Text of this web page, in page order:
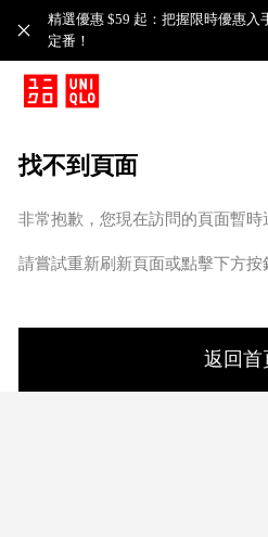
精選優惠 $59 起：把握限時優惠入
定番！​
找不到頁面
非常抱歉，您現在訪問的頁面暫時
請嘗試重新刷新頁面或點擊下方按
返回首